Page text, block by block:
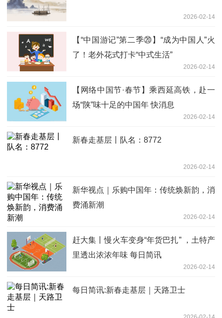
2026-02-14
【“中国游记”第二季⑳】“成为中国人”火
了！老外花式打卡“中式生活”
2026-02-14
【网络中国节·春节】乘西延高铁，赴一
场“陕”味十足的中国年 快消息
2026-02-14
新春走基层丨队名：8772
2026-02-14
新华视点｜乐购中国年：传统焕新韵，消
费涌新潮
2026-02-14
赶大集丨慢火车变身“年货巴扎” ，土特产
里透出浓浓年味 每日简讯
2026-02-14
每日简讯:新春走基层｜天路卫士